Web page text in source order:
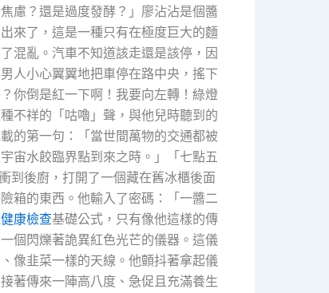
慮？還是過度發酵？」廖沾沾是個醬
來了，這是一種只有在極度巨大的麵
混亂。汽車不知道該走還是該停，因
人小心翼翼地把車停在路中央，搖下
你倒是紅一下啊！我要向左轉！綠燈
不祥的「咕嚕」聲，與他兒時聽到的
的第一句：「當世間萬物的交通都被
宙水餃臨界點到來之時。」「七點五
到後廚，打開了一個藏在舊冰櫃後面
箱的東西。他輸入了密碼：「一醬二
康檢查基礎公式，只有像他這樣的傳
個閃爍著詭異紅色光芒的儀器。這儀
像韭菜一樣的天線。他顫抖著拿起儀
著傳來一陣高八度、急促且充滿養生